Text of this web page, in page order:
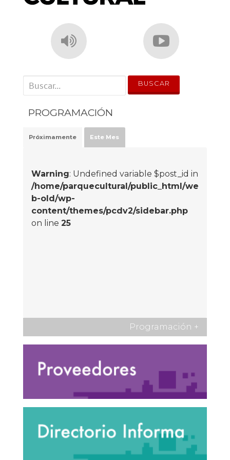
' . __('Search for:') . '
PROGRAMACIÓN
Próximamente Este Mes
Warning: Undefined variable $post_id in
/home/parquecultural/public_html/we
b-old/wp-
content/themes/pcdv2/sidebar.php
on line 25
Programación +